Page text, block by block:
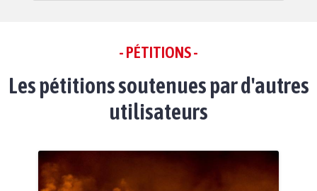
- PÉTITIONS -
Les pétitions soutenues par d'autres
utilisateurs